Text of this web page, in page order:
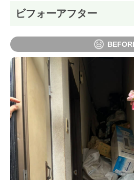
ビフォーアフター